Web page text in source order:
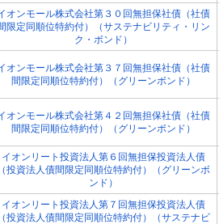
オンモール株式会社第３０回無担保社債（社債
限定同順位特約付）（サステナビリティ・リン
ク・ボンド）
オンモール株式会社第３７回無担保社債（社債
間限定同順位特約付）（グリーンボンド）
オンモール株式会社第４２回無担保社債（社債
間限定同順位特約付）（グリーンボンド）
イオンリート投資法人第６回無担保投資法人債
（投資法人債間限定同順位特約付）（グリーンボ
ンド）
イオンリート投資法人第７回無担保投資法人債
（投資法人債間限定同順位特約付）（サステナビ